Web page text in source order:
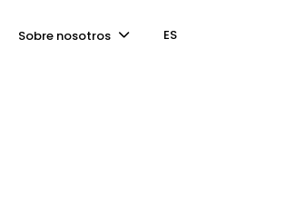
Sobre nosotros ES